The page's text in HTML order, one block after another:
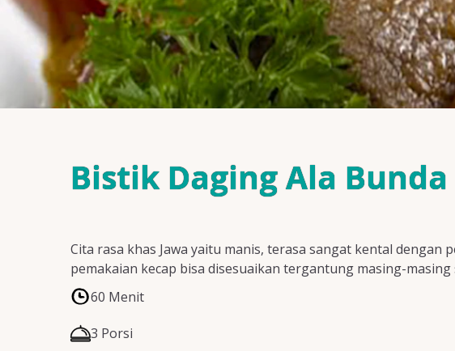
Bistik Daging Ala
Cita rasa khas Jawa yaitu manis, terasa sangat kental
pemakaian kecap bisa disesuaikan tergantung masing-
60 Menit
3 Porsi